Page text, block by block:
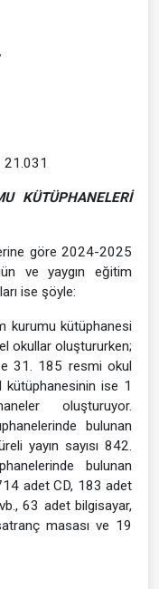
21.031
KÜTÜPHANELERİ
göre 2024-2025
ve yaygın eğitim
ise şöyle:
kurumu kütüphanesi
okullar oluştururken;
31. 185 resmi okul
kütüphanesinin ise 1
oluşturuyor.
bulunan
yayın sayısı 842.
bulunan
adet CD, 183 adet
63 adet bilgisayar,
masası ve 19